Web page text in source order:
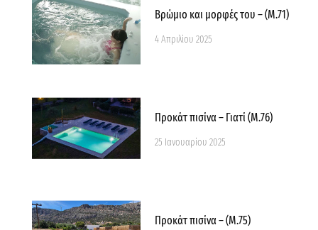
Βρώμιο και μορφές του – (M.71)
4 Απριλίου 2025
Προκάτ πισίνα – Γιατί (M.76)
25 Ιανουαρίου 2025
Προκάτ πισίνα – (Μ.75)